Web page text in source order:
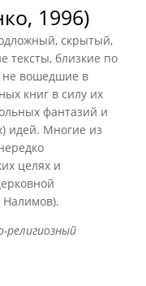
1996)
скрытый,
тексты, близкие по
не вошедшие в
книг в силу их
фантазий и
идей. Многие из
целях и
религиозный